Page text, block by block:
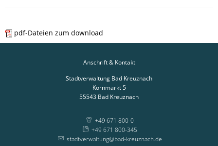
pdf-Dateien zum download
Anschrift & Kontakt
Stadtverwaltung Bad Kreuznach
Kornmarkt 5
55543 Bad Kreuznach
+49 671 800-0
+49 671 800-345
stadtverwaltung@bad-kreuznach.de